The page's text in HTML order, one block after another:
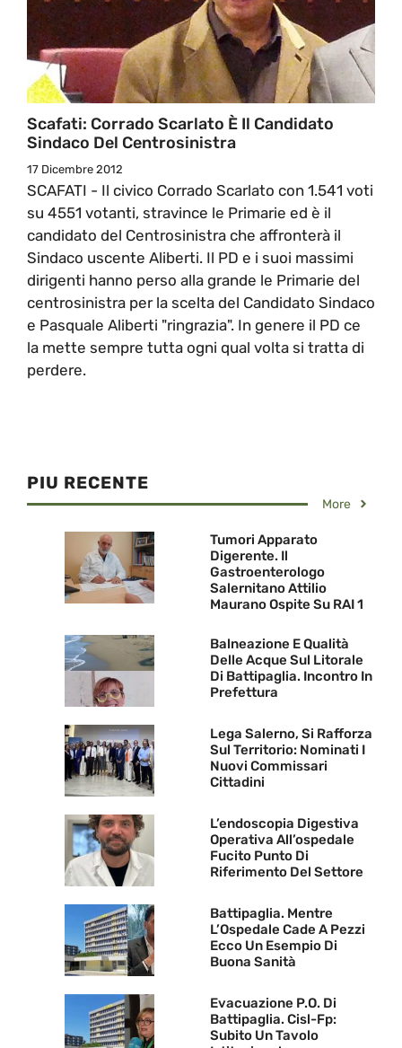
Scafati: Corrado Scarlato È Il Candidato
Sindaco Del Centrosinistra
17 Dicembre 2012
SCAFATI - Il civico Corrado Scarlato con 1.541 voti
su 4551 votanti, stravince le Primarie ed è il
candidato del Centrosinistra che affronterà il
Sindaco uscente Aliberti. Il PD e i suoi massimi
dirigenti hanno perso alla grande le Primarie del
centrosinistra per la scelta del Candidato Sindaco
e Pasquale Aliberti "ringrazia". In genere il PD ce
la mette sempre tutta ogni qual volta si tratta di
perdere.
PIU RECENTE
More
Tumori Apparato
Digerente. Il
Gastroenterologo
Salernitano Attilio
Maurano Ospite Su RAI 1
Balneazione E Qualità
Delle Acque Sul Litorale
Di Battipaglia. Incontro In
Prefettura
Lega Salerno, Si Rafforza
Sul Territorio: Nominati I
Nuovi Commissari
Cittadini
L’endoscopia Digestiva
Operativa All’ospedale
Fucito Punto Di
Riferimento Del Settore
Battipaglia. Mentre
L’Ospedale Cade A Pezzi
Ecco Un Esempio Di
Buona Sanità
Evacuazione P.O. Di
Battipaglia. Cisl-Fp:
Subito Un Tavolo